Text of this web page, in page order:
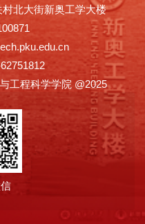
北大街新奥工学大楼
工程科学学院 @2025